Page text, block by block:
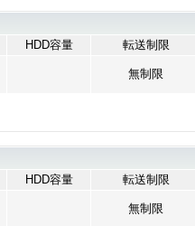
HDD容量 転送制限
無制限
HDD容量 転送制限
無制限